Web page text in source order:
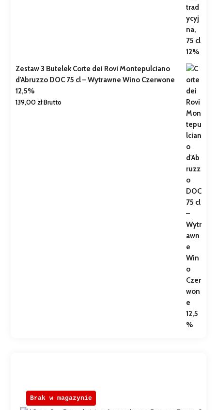
Zestaw 3 Butelek Corte dei Rovi Montepulciano
d'Abruzzo DOC 75 cl – Wytrawne Wino Czerwone
12,5%
139,00 złBrutto
Brak w magazynie